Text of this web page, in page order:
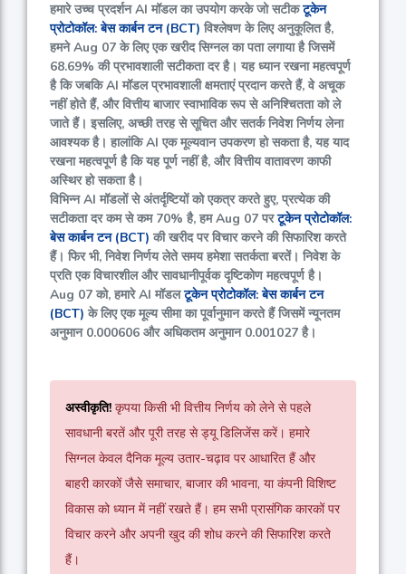
हमारे उच्च प्रदर्शन AI मॉडल का उपयोग करके जो सटीकटूकेन
प्रोटोकॉल: बेस कार्बन टन (BCT) विश्लेषण के लिए अनुकूलित है,
हमने Aug 07 के लिए एक खरीद सिग्नल का पता लगाया है जिसमें
68.69% की प्रभावशाली सटीकता दर है। यह ध्यान रखना महत्वपूर्ण
है कि जबकि AI मॉडल प्रभावशाली क्षमताएं प्रदान करते हैं, वे अचूक
नहीं होते हैं, और वित्तीय बाजार स्वाभाविक रूप से अनिश्चितता को ले
जाते हैं। इसलिए, अच्छी तरह से सूचित और सतर्क निवेश निर्णय लेना
आवश्यक है। हालांकि AI एक मूल्यवान उपकरण हो सकता है, यह याद
रखना महत्वपूर्ण है कि यह पूर्ण नहीं है, और वित्तीय वातावरण काफी
अस्थिर हो सकता है।
विभिन्न AI मॉडलों से अंतर्दृष्टियों को एकत्र करते हुए, प्रत्येक की
सटीकता दर कम से कम 70% है, हम Aug 07 परटूकेन प्रोटोकॉल:
बेस कार्बन टन (BCT) की खरीद पर विचार करने की सिफारिश करते
हैं। फिर भी, निवेश निर्णय लेते समय हमेशा सतर्कता बरतें। निवेश के
प्रति एक विचारशील और सावधानीपूर्वक दृष्टिकोण महत्वपूर्ण है।
Aug 07 को, हमारे AI मॉडलटूकेन प्रोटोकॉल: बेस कार्बन टन
(BCT) के लिए एक मूल्य सीमा का पूर्वानुमान करते हैं जिसमें न्यूनतम
अनुमान 0.000606 और अधिकतम अनुमान 0.001027 है।
अस्वीकृति! कृपया किसी भी वित्तीय निर्णय को लेने से पहले
सावधानी बरतें और पूरी तरह से ड्यू डिलिजेंस करें। हमारे
सिग्नल केवल दैनिक मूल्य उतार-चढ़ाव पर आधारित हैं और
बाहरी कारकों जैसे समाचार, बाजार की भावना, या कंपनी विशिष्ट
विकास को ध्यान में नहीं रखते हैं। हम सभी प्रासंगिक कारकों पर
विचार करने और अपनी खुद की शोध करने की सिफारिश करते
हैं।